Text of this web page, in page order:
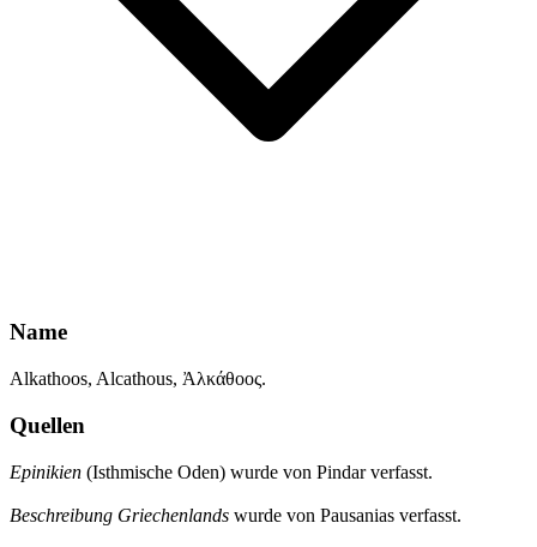
Name
Alkathoos, Alcathous, Ἀλκάθοος.
Quellen
Epinikien (Isthmische Oden) wurde von Pindar verfasst.
Beschreibung Griechenlands wurde von Pausanias verfasst.